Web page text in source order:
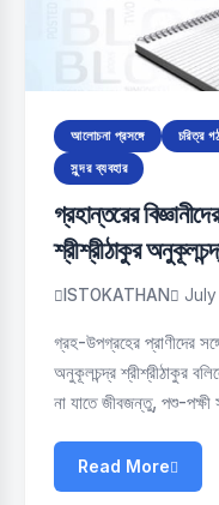
আলোচনা প্রসঙ্গে চরিত্র
সুন্দর ব্যবহার
গ্রহান্তরের
শ্রীশ্রীঠাকুর
ISTOKATHAN July
গ্রহ-উপগ্রহের প্রাণীদের
অনুকূলচন্দ্র শ্রীশ্রীঠাকুর
না যাতে জীবজন্তু, পশু-পক্ষী
Read More